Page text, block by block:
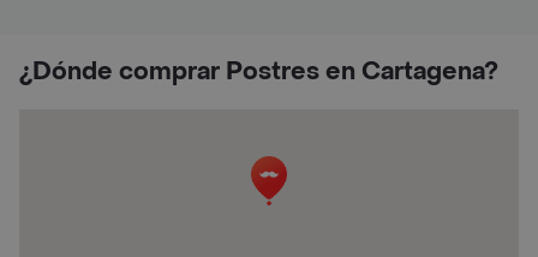
¿Dónde comprar Postres en Cartagena?